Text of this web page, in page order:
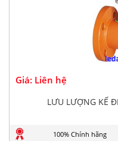
Giá: Liên hệ
LƯU LƯỢNG KẾ
100% Chính hãng